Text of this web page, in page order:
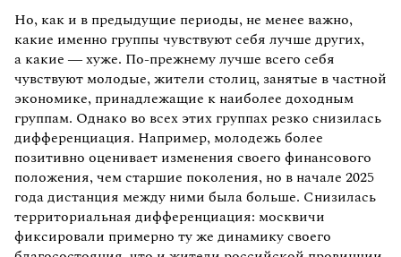
Но, как и в предыдущие периоды, не менее важно,
какие именно группы чувствуют себя лучше других,
а какие — хуже. По-прежнему лучше всего себя
чувствуют молодые, жители столиц, занятые в частной
экономике, принадлежащие к наиболее доходным
группам. Однако во всех этих группах резко снизилась
дифференциация. Например, молодежь более
позитивно оценивает изменения своего финансового
положения, чем старшие поколения, но в начале 2025
года дистанция между ними была больше. Снизилась
территориальная дифференциация: москвичи
фиксировали примерно ту же динамику своего